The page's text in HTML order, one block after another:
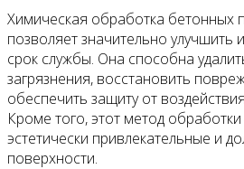
Химическая обработка бетонных
позволяет значительно улучшить
срок службы. Она способна
загрязнения, восстановить
обеспечить защиту от
Кроме того, этот метод
эстетически привлекательные и
поверхности.